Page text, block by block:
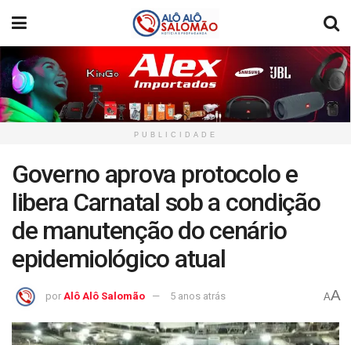
PUBLICIDADE
Governo aprova protocolo e
libera Carnatal sob a condição
de manutenção do cenário
epidemiológico atual
por Alô Alô Salomão 5 anos atrás AA